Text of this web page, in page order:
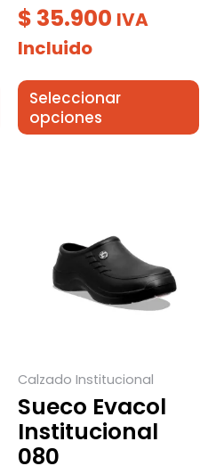
$ 35.900 IVA
Incluido
Seleccionar
opciones
producto
Calzado Institucional
Sueco Evacol
Institucional
080
múltiples
variantes.
pueden
elegir
en